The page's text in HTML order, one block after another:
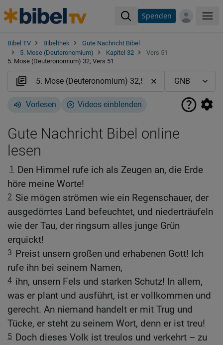
Spenden
Bibel TV Bibelthek
Gute Nachricht Bibel
5. Mose (Deuteronomium)
Kapitel 32
Vers 51
5. Mose (Deuteronomium) 32, Vers 51
Vorlesen Videos einblenden
Gute Nachricht Bibel online
lesen
1 Den Himmel rufe ich als Zeugen an, die Erde
höre meine Worte!
2 Sie mögen strömen wie ein Regenschauer, der
ausgedörrtes Land befeuchtet, und niederträufeln
wie der Tau, der ringsum alles junge Grün
erquickt!
3 Preist unsern großen und erhabenen Gott! Ich
rufe ihn bei seinem Namen,
4 ihn, unsern Fels und starken Schutz! In allem,
was er plant und ausführt, ist er vollkommen und
gerecht. An niemand handelt er mit Trug und
Tücke, er steht zu seinem Wort, denn er ist treu!
5 Doch dieses Volk ist treulos und verkehrt – zu